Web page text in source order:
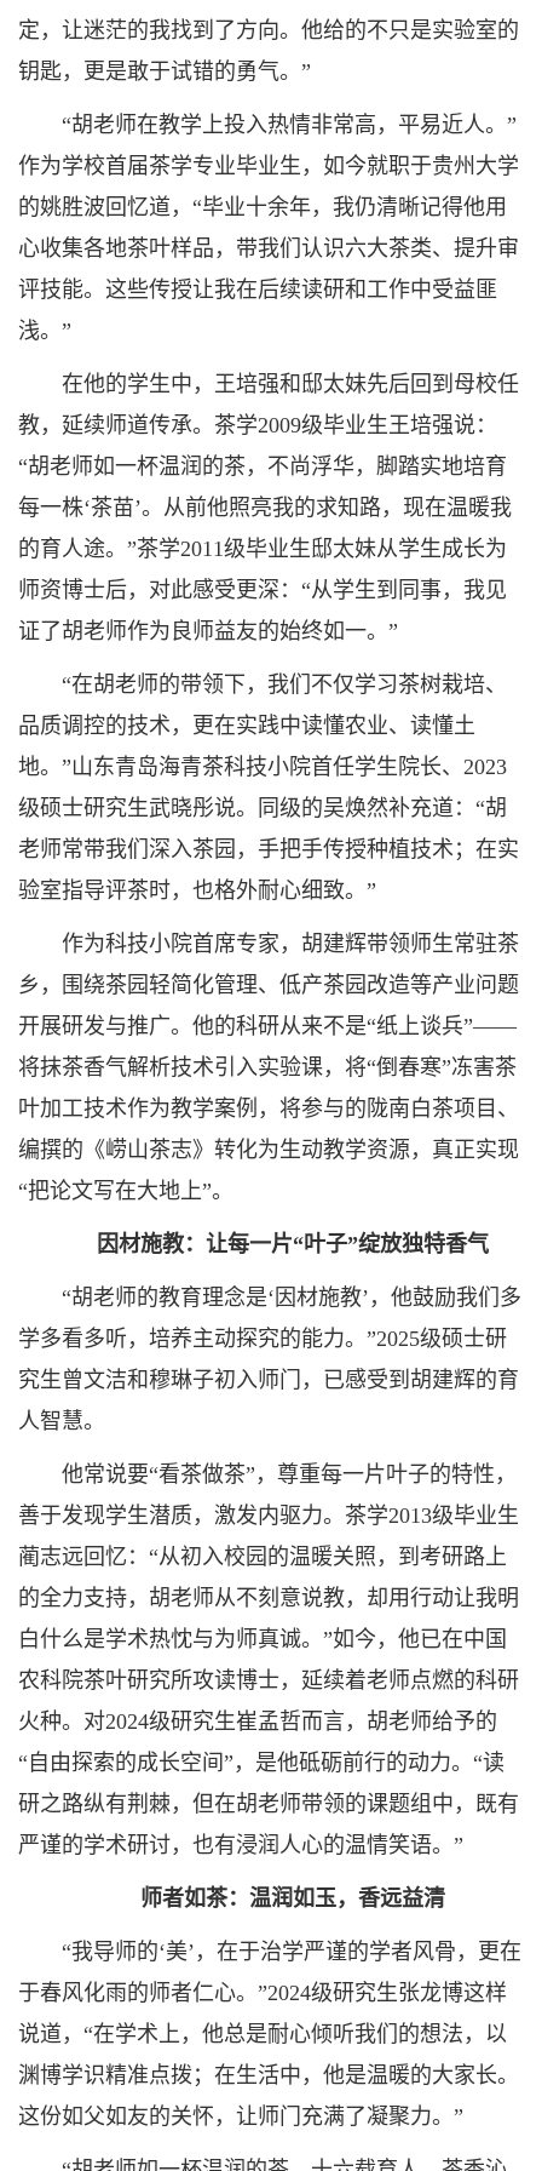
定，让迷茫的我找到了方向。他给的不只是实验室的
钥匙，更是敢于试错的勇气。”
“胡老师在教学上投入热情非常高，平易近人。”
作为学校首届茶学专业毕业生，如今就职于贵州大学
的姚胜波回忆道，“毕业十余年，我仍清晰记得他用
心收集各地茶叶样品，带我们认识六大茶类、提升审
评技能。这些传授让我在后续读研和工作中受益匪
浅。”
在他的学生中，王培强和邸太妹先后回到母校任
教，延续师道传承。茶学2009级毕业生王培强说：
“胡老师如一杯温润的茶，不尚浮华，脚踏实地培育
每一株‘茶苗’。从前他照亮我的求知路，现在温暖我
的育人途。”茶学2011级毕业生邸太妹从学生成长为
师资博士后，对此感受更深：“从学生到同事，我见
证了胡老师作为良师益友的始终如一。”
“在胡老师的带领下，我们不仅学习茶树栽培、
品质调控的技术，更在实践中读懂农业、读懂土
地。”山东青岛海青茶科技小院首任学生院长、2023
级硕士研究生武晓彤说。同级的吴焕然补充道：“胡
老师常带我们深入茶园，手把手传授种植技术；在实
验室指导评茶时，也格外耐心细致。”
作为科技小院首席专家，胡建辉带领师生常驻茶
乡，围绕茶园轻简化管理、低产茶园改造等产业问题
开展研发与推广。他的科研从来不是“纸上谈兵”——
将抹茶香气解析技术引入实验课，将“倒春寒”冻害茶
叶加工技术作为教学案例，将参与的陇南白茶项目、
编撰的《崂山茶志》转化为生动教学资源，真正实现
“把论文写在大地上”。
因材施教：让每一片“叶子”绽放独特香气
“胡老师的教育理念是‘因材施教’，他鼓励我们多
学多看多听，培养主动探究的能力。”2025级硕士研
究生曾文洁和穆琳子初入师门，已感受到胡建辉的育
人智慧。
他常说要“看茶做茶”，尊重每一片叶子的特性，
善于发现学生潜质，激发内驱力。茶学2013级毕业生
蔺志远回忆：“从初入校园的温暖关照，到考研路上
的全力支持，胡老师从不刻意说教，却用行动让我明
白什么是学术热忱与为师真诚。”如今，他已在中国
农科院茶叶研究所攻读博士，延续着老师点燃的科研
火种。对2024级研究生崔孟哲而言，胡老师给予的
“自由探索的成长空间”，是他砥砺前行的动力。“读
研之路纵有荆棘，但在胡老师带领的课题组中，既有
严谨的学术研讨，也有浸润人心的温情笑语。”
师者如茶：温润如玉，香远益清
“我导师的‘美’，在于治学严谨的学者风骨，更在
于春风化雨的师者仁心。”2024级研究生张龙博这样
说道，“在学术上，他总是耐心倾听我们的想法，以
渊博学识精准点拨；在生活中，他是温暖的大家长。
这份如父如友的关怀，让师门充满了凝聚力。”